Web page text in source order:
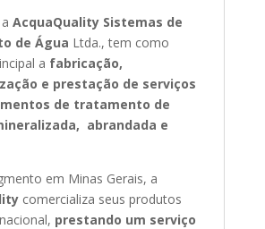
AcquaQuality Sistemas de
de Água Ltda., tem como
a fabricação,
e prestação de serviços
de tratamento de
abrandada e
em Minas Gerais, a
comercializa seus produtos
prestando um serviço